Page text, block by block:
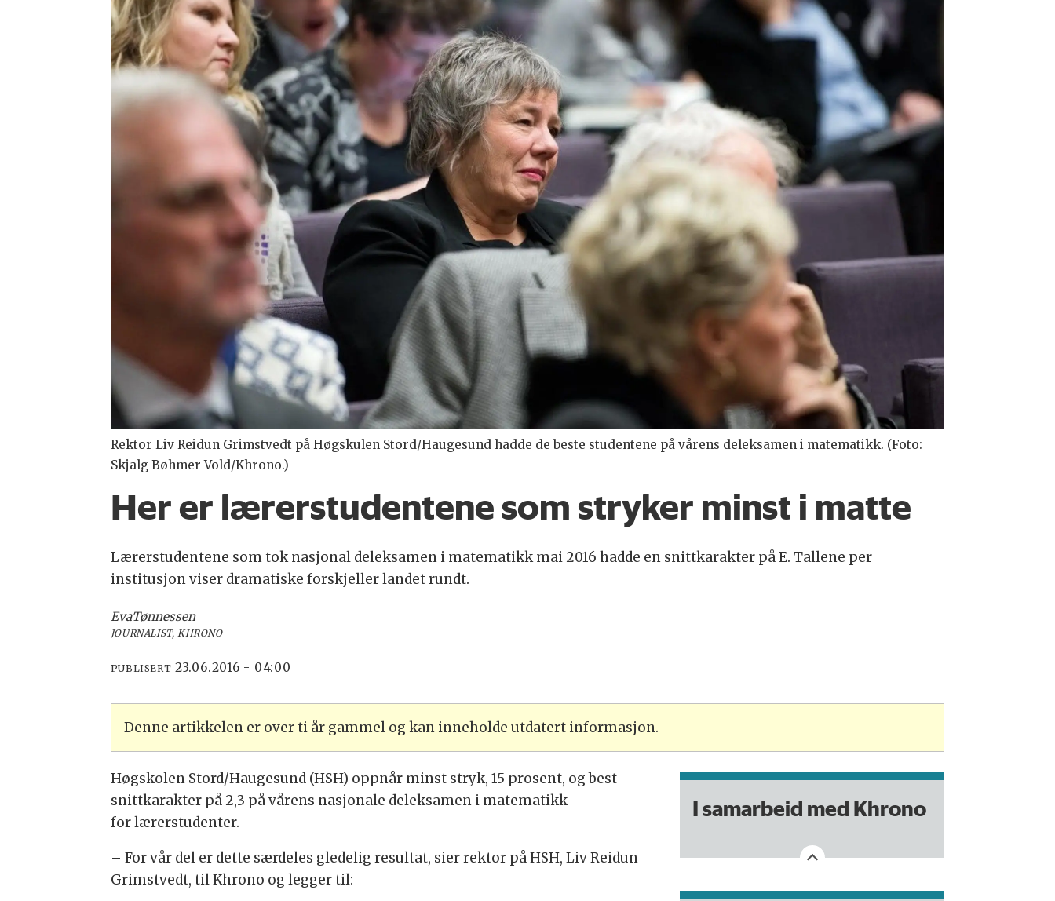
Rektor Liv Reidun Grimstvedt på Høgskulen Stord/Haugesund hadde de beste studentene på vårens deleksamen i matematikk. (Foto:
Skjalg Bøhmer Vold/Khrono.)
Her er lærerstudentene som stryker minst i matte
Lærerstudentene som tok nasjonal deleksamen i matematikk mai 2016 hadde en snittkarakter på E. Tallene per
institusjon viser dramatiske forskjeller landet rundt.
EvaTønnessen
JOURNALIST, KHRONO
PUBLISERT 23.06.2016 - 04:00
Denne artikkelen er over ti år gammel og kan inneholde utdatert informasjon.
I samarbeid med Khrono
Høgskolen Stord/Haugesund (HSH) oppnår minst stryk, 15 prosent, og best
snittkarakter på 2,3 på vårens nasjonale deleksamen i matematikk
for lærerstudenter.
– For vår del er dette særdeles gledelig resultat, sier rektor på HSH, Liv Reidun
Grimstvedt, til Khrono og legger til: